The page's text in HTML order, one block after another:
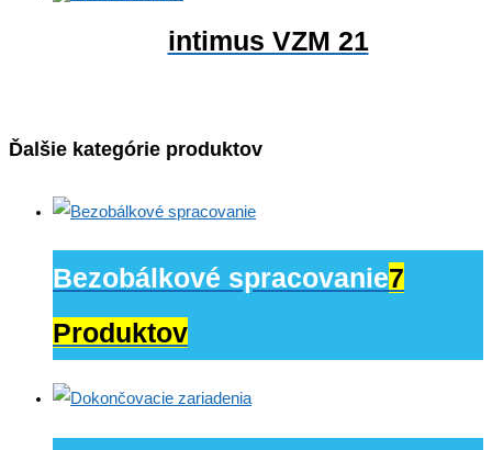
intimus VZM 21
Ďalšie kategórie produktov
Bezobálkové spracovanie7
Produktov